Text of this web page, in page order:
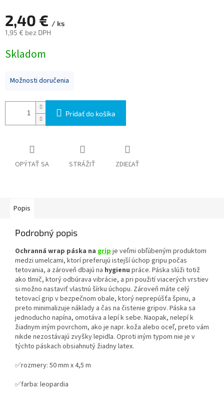
2,40 € / ks
1,95 € bez DPH
cena:
Skladom
Možnosti doručenia
Pridať do košíka
OPÝTAŤ SA STRÁŽIŤ ZDIEĽAŤ
Popis
Podrobný popis
Ochranná wrap páska na gripje veľmi obľúbeným produktom
medzi umelcami, ktorí preferujú istejší úchop gripu počas
tetovania, a zároveň dbajú na hygienu práce. Páska slúži totiž
ako tlmič, ktorý odbúrava vibrácie, a pri použití viacerých vrstiev
si možno nastaviť vlastnú šírku úchopu. Zároveň máte celý
tetovací grip v bezpečnom obale, ktorý neprepúšťa špinu, a
preto minimalizuje náklady a čas na čistenie gripov. Páska sa
jednoducho napína, omotáva a lepí k sebe. Naopak, nelepí k
žiadnym iným povrchom, ako je napr. koža alebo oceľ, preto vám
nikde nezostávajú zvyšky lepidla. Oproti iným typom nie je v
týchto páskach obsiahnutý žiadny latex.
✅rozmery: 50 mm x 4,5 m
✅farba: leopardia